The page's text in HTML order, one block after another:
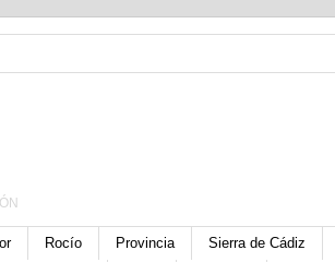
Rocío Provincia Sierra de Cádiz